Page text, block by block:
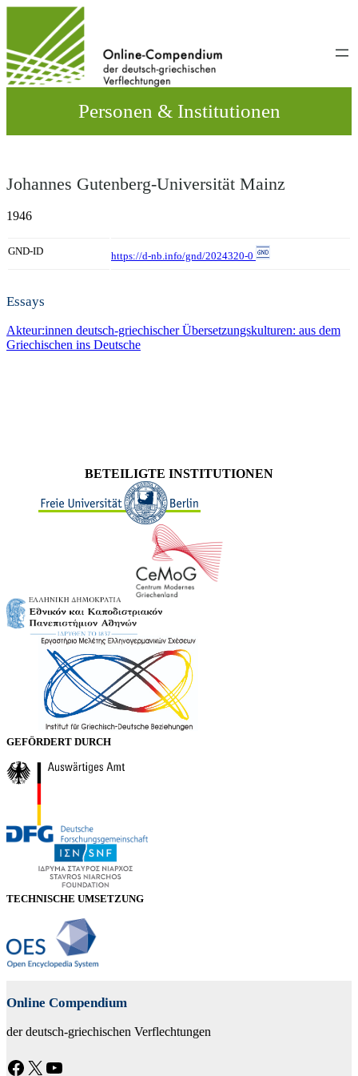
wechseln
Personen & Institutionen
Johannes Gutenberg-Universität Mainz
1946
GND-ID https://d-nb.info/gnd/2024320-0
Essays
Akteur:innen deutsch-griechischer Übersetzungskulturen: aus dem
Griechischen ins Deutsche
BETEILIGTE INSTITUTIONEN
GEFÖRDERT DURCH
TECHNISCHE UMSETZUNG
Online Compendium
der deutsch-griechischen Verflechtungen
Facebook X YouTube